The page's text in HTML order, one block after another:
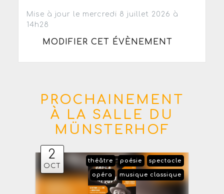
Mise à jour le mercredi 8 juillet 2026 à
14h28
MODIFIER CET ÉVÈNEMENT
PROCHAINEMENT
À LA SALLE DU
MÜNSTERHOF
2
OCT
spectacle
poésie
théâtre
musique classique
opéra